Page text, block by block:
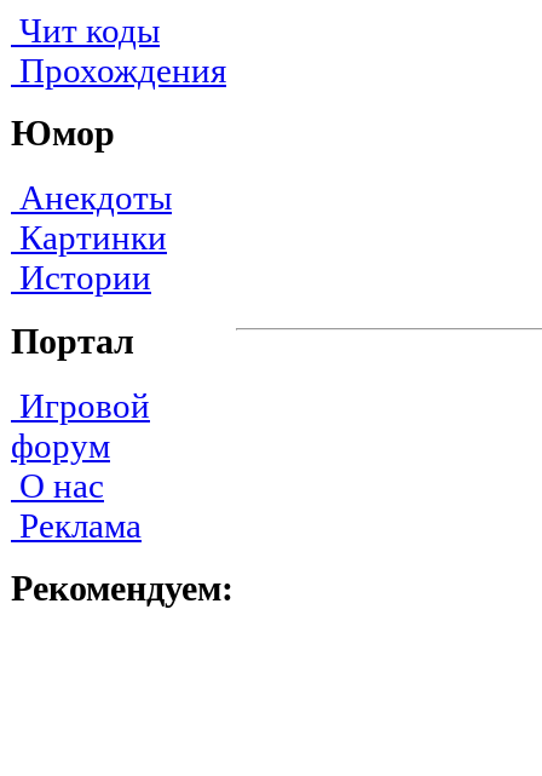
Чит коды
Прохождения
Юмор
Анекдоты
Картинки
Истории
Портал
Игровой
форум
О нас
Реклама
Рекомендуем: